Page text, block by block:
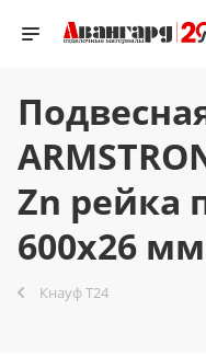
Zn рейка
600x26 мм
Кнауф Т24